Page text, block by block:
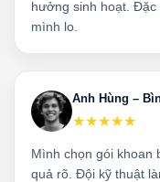
hưởng sinh hoạt. Đặc
mình lo.
Anh Hùng –
★★★★★
Mình chọn gói khoan
quả rõ. Đội kỹ thuật